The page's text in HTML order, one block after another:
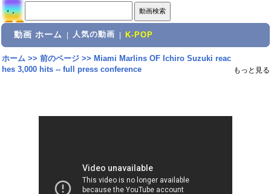
動画 ホーム 人気の動画 K-POP
ホーム>> 前のページ>> Miami Marlins OF Ichiro Suzuki reac
hes 3,000 hits -- full press conference
もっと見る